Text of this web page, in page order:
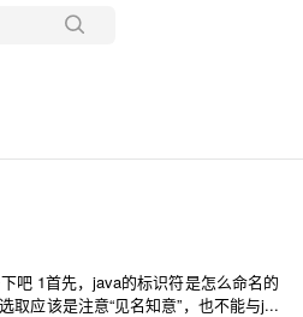
吧 1首先，java的标识符是怎么命名的
应该是注意“见名知意”，也不能与j...